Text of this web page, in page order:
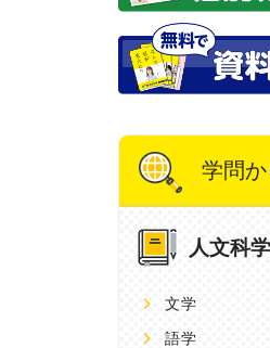
学問
人文科
文学
語学